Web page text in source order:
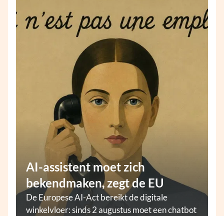
AI-assistent moet zich
bekendmaken, zegt de EU
De Europese AI-Act bereikt de digitale
winkelvloer: sinds 2 augustus moet een chatbot